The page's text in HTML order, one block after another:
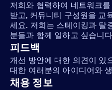
저희와 협력하여 네트워크
받고, 커뮤니티 구성원을 교
세요. 저희는 스테이킹과 탈
분들과 함께 일하고 싶습니
피드백
개선 방안에 대한 의견이 있
대한 여러분의 아이디어와
채용 정보